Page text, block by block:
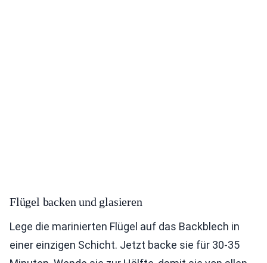
Flügel backen und glasieren
Lege die marinierten Flügel auf das Backblech in
einer einzigen Schicht. Jetzt backe sie für 30-35